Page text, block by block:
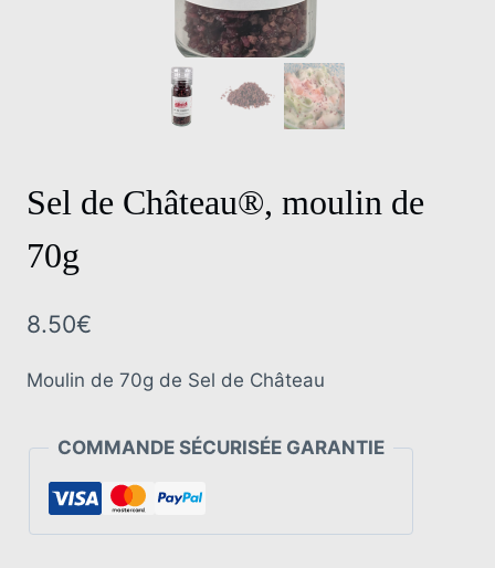
Sel de Château®, moulin de
70g
8.50€
Moulin de 70g de Sel de Château
COMMANDE SÉCURISÉE GARANTIE